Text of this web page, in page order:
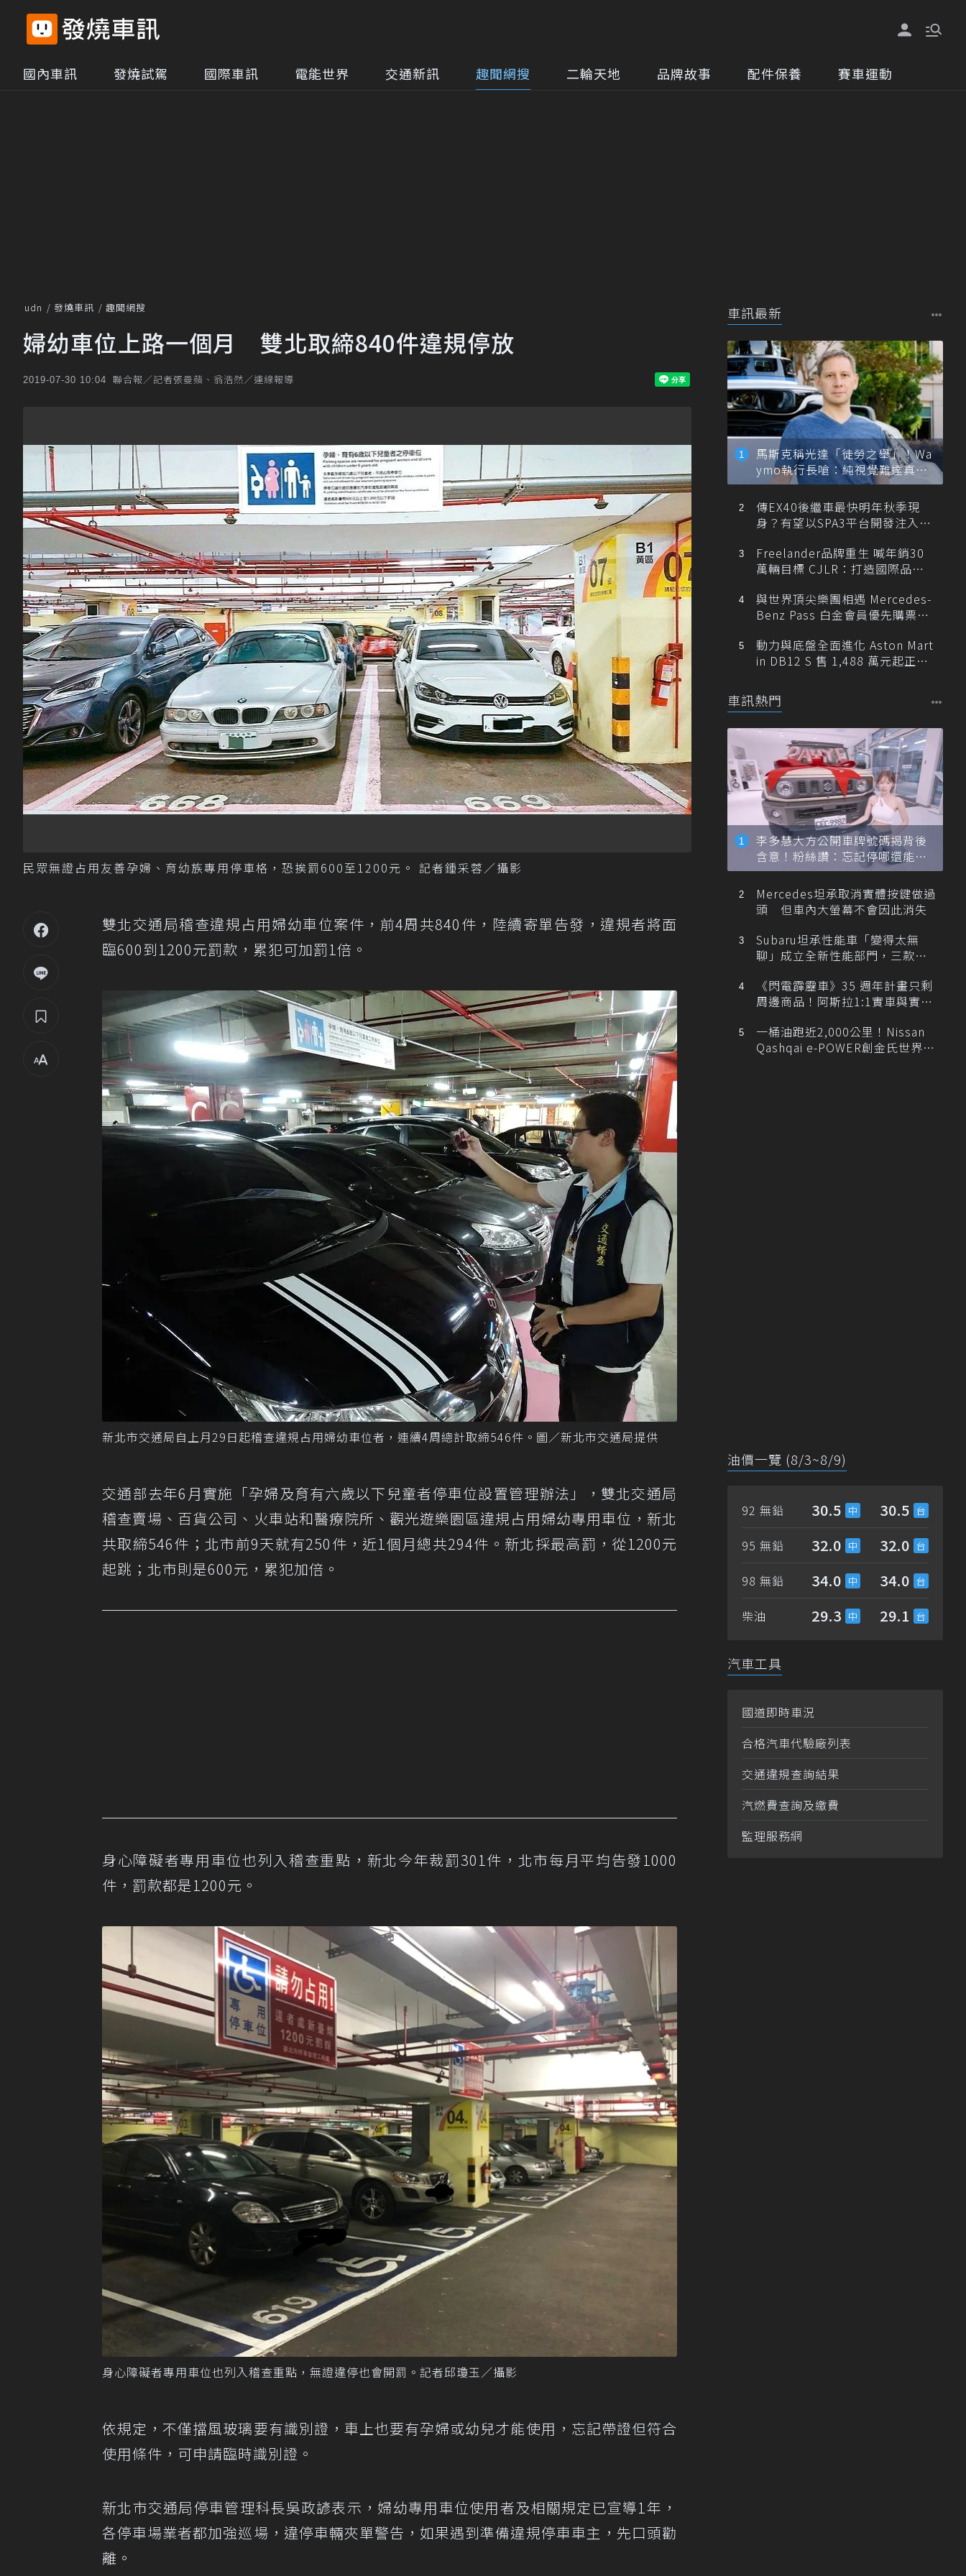
國內車訊 發燒試駕 國際車訊 電能世界 交通新訊 趣聞網搜 二輪天地 品牌故事 配件保養 賽車運動
udn 發燒車訊 趣聞網搜
婦幼車位上路一個月 雙北取締840件違規停放
2019-07-30 10:04 聯合報／記者張曼蘋、翁浩然／連線報導
民眾無證占用友善孕婦、育幼族專用停車格，恐挨罰600至1200元。 記者鍾采蓉／攝影
雙北交通局稽查違規占用婦幼車位案件，前4周共840件，陸續寄單告發，違規者將面
臨600到1200元罰款，累犯可加罰1倍。
新北市交通局自上月29日起稽查違規占用婦幼車位者，連續4周總計取締546件。圖／新北市交通局提供
交通部去年6月實施「孕婦及育有六歲以下兒童者停車位設置管理辦法」，雙北交通局
稽查賣場、百貨公司、火車站和醫療院所、觀光遊樂園區違規占用婦幼專用車位，新北
共取締546件；北市前9天就有250件，近1個月總共294件。新北採最高罰，從1200元
起跳；北市則是600元，累犯加倍。
身心障礙者專用車位也列入稽查重點，新北今年裁罰301件，北市每月平均告發1000
件，罰款都是1200元。
身心障礙者專用車位也列入稽查重點，無證違停也會開罰。記者邱瓊玉／攝影
依規定，不僅擋風玻璃要有識別證，車上也要有孕婦或幼兒才能使用，忘記帶證但符合
使用條件，可申請臨時識別證。
新北市交通局停車管理科長吳政諺表示，婦幼專用車位使用者及相關規定已宣導1年，
各停車場業者都加強巡場，違停車輛夾單警告，如果遇到準備違規停車車主，先口頭勸
離。
車訊最新
馬斯克稱光達「徒勞之舉」！Wa
ymo執行長嗆：純視覺難達真正
自動駕駛
傳EX40後繼車最快明年秋季現
身？有望以SPA3平台開發注入80
Freelander品牌重生 喊年銷30
萬輛目標 CJLR：打造國際品牌
與世界頂尖樂團相遇 Mercedes-
Benz Pass 白金會員優先購票維
動力與底盤全面進化 Aston Mart
in DB12 S 售 1,488 萬元起正式
車訊熱門
李多慧大方公開車牌號碼揭背後
含意！粉絲讚：忘記停哪還能幫
忙找車
Mercedes坦承取消實體按鍵做過
頭 但車內大螢幕不會因此消失
Subaru坦承性能車「變得太無
聊」成立全新性能部門，三款手
《閃電霹靂車》35 週年計畫只剩
周邊商品！阿斯拉1:1實車與實體
一桶油跑近2,000公里！Nissan
Qashqai e-POWER創金氏世界紀
油價一覽 (8/3~8/9)
92 無鉛 30.5 30.5
95 無鉛 32.0 32.0
98 無鉛 34.0 34.0
柴油 29.3 29.1
汽車工具
國道即時車況
合格汽車代驗廠列表
交通違規查詢結果
汽燃費查詢及繳費
監理服務網